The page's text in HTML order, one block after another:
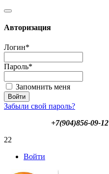
Авторизация
Логин*
Пароль*
Запомнить меня
Забыли свой пароль?
+7(904)856-09-12
22
Войти